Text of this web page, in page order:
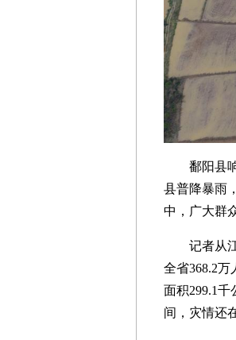
鄱阳县响
县普降暴雨
中，广大群
记者从江
全省368.2万
面积299.1千
间，灾情还